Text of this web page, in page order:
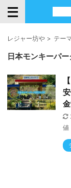
レジャー坊や > テー
日本モンキーパー
値